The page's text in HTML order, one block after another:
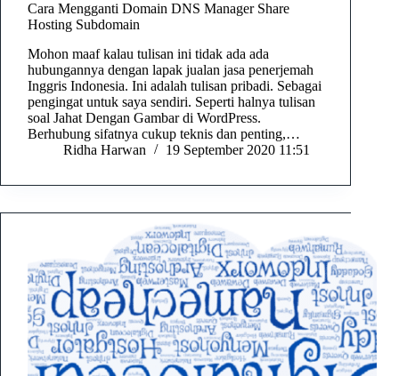
Cara Mengganti Domain DNS Manager Share
Hosting Subdomain
Mohon maaf kalau tulisan ini tidak ada ada
hubungannya dengan lapak jualan jasa penerjemah
Inggris Indonesia. Ini adalah tulisan pribadi. Sebagai
pengingat untuk saya sendiri. Seperti halnya tulisan
soal Jahat Dengan Gambar di WordPress.
Berhubung sifatnya cukup teknis dan penting,…
Ridha Harwan
19 September 2020 11:51